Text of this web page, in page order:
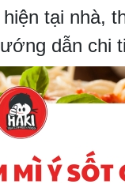
tại nhà,
dẫn chi